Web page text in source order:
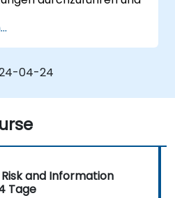
zu
04-24
and Information
Tage